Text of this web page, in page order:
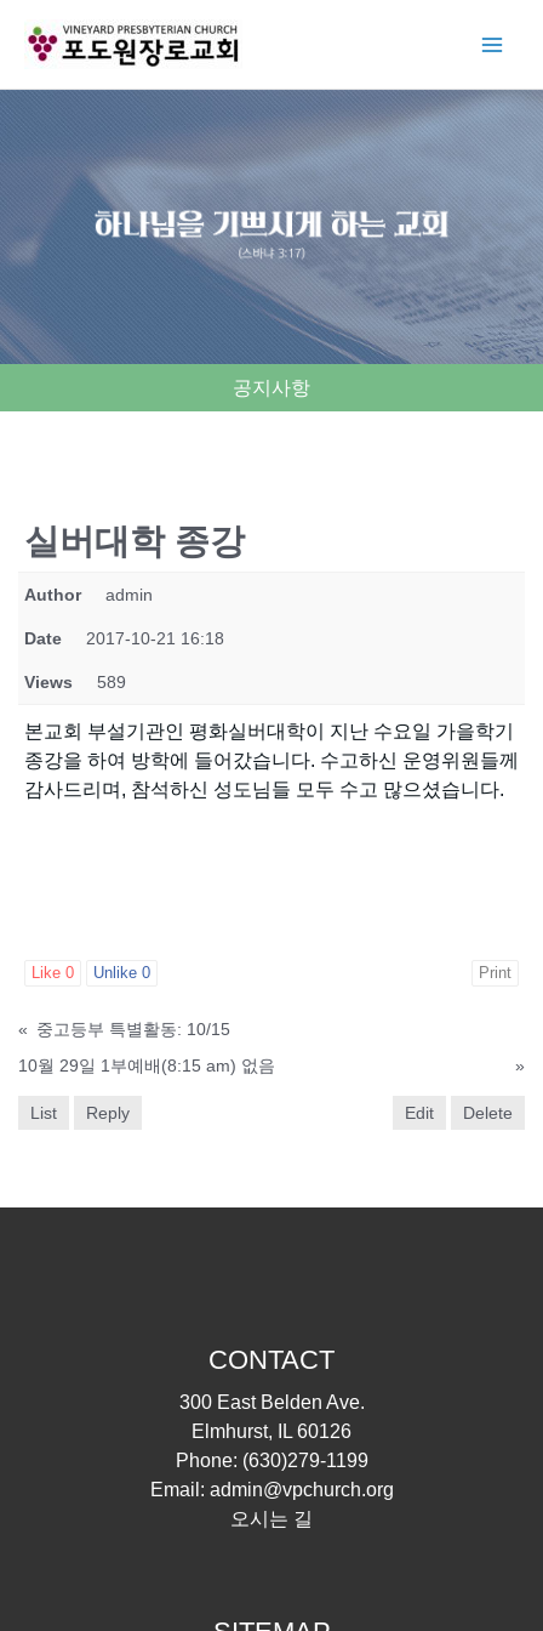
공지사항
실버대학 종강
Author admin
Date 2017-10-21 16:18
Views 589
본교회 부설기관인 평화실버대학이 지난 수요일 가을학기
종강을 하여 방학에 들어갔습니다. 수고하신 운영위원들께
감사드리며, 참석하신 성도님들 모두 수고 많으셨습니다.
Like 0 Unlike 0 Print
« 중고등부 특별활동: 10/15
10월 29일 1부예배(8:15 am) 없음
»
List Reply Edit Delete
CONTACT
300 East Belden Ave.
Elmhurst, IL 60126
Phone: (630)279-1199
Email: admin@vpchurch.org
오시는 길